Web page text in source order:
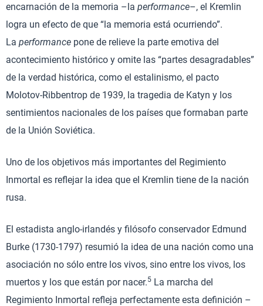
encarnación de la memoria –la performance–, el Kremlin
logra un efecto de que “la memoria está ocurriendo”.
La performance pone de relieve la parte emotiva del
acontecimiento histórico y omite las “partes desagradables”
de la verdad histórica, como el estalinismo, el pacto
Molotov-Ribbentrop de 1939, la tragedia de Katyn y los
sentimientos nacionales de los países que formaban parte
de la Unión Soviética.
Uno de los objetivos más importantes del Regimiento
Inmortal es reflejar la idea que el Kremlin tiene de la nación
rusa.
El estadista anglo-irlandés y filósofo conservador Edmund
Burke (1730-1797) resumió la idea de una nación como una
asociación no sólo entre los vivos, sino entre los vivos, los
muertos y los que están por nacer.5 La marcha del
Regimiento Inmortal refleja perfectamente esta definición –